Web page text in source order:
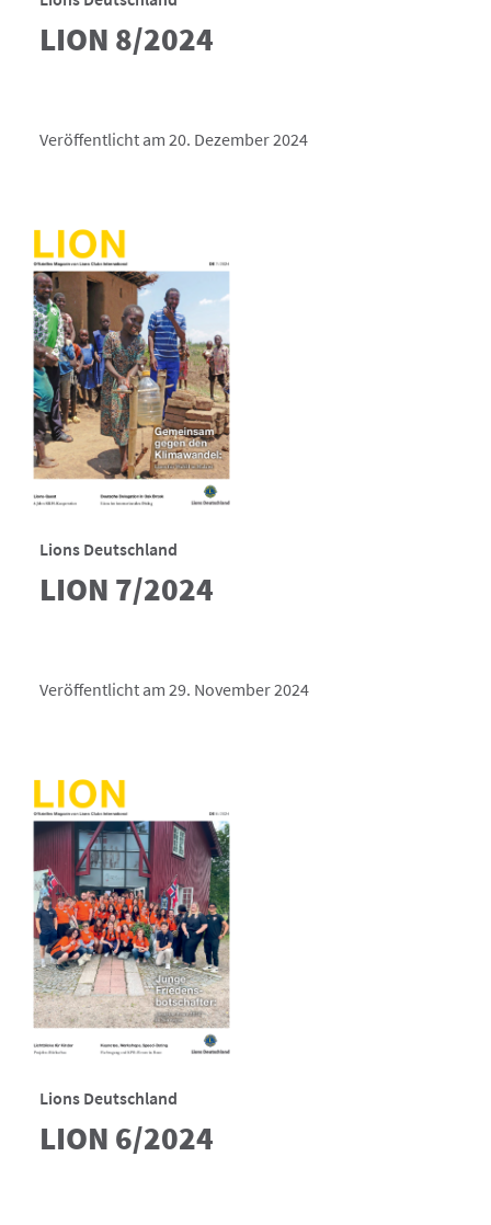
LION 8/2024
Veröffentlicht am 20. Dezember 2024
Lions Deutschland
LION 7/2024
Veröffentlicht am 29. November 2024
Lions Deutschland
LION 6/2024